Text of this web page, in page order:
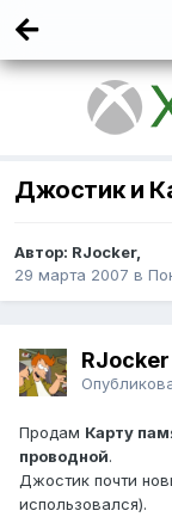
Джостик и
Автор: RJocker,
29 марта 2007 в
RJocker
Продам Карту
проводной.
Джостик почти
использовался).